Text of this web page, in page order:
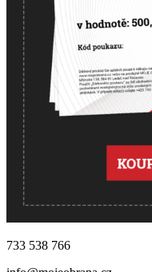
733 538 766